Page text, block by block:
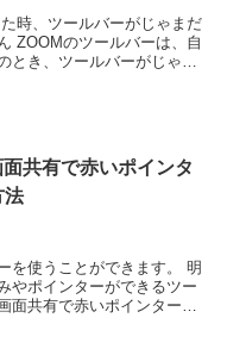
共有で赤いポインタ
法